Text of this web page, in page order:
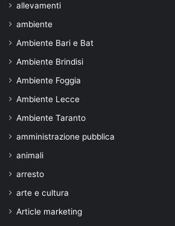
allevamenti
ambiente
Ambiente Bari e Bat
Ambiente Brindisi
Ambiente Foggia
Ambiente Lecce
Ambiente Taranto
amministrazione pubblica
animali
arresto
arte e cultura
Article marketing